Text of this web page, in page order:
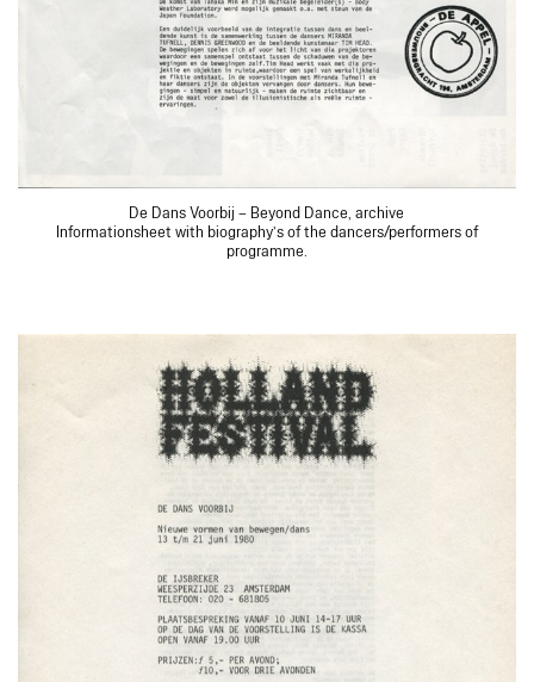
De Dans Voorbij – Beyond Dance, archive
Informationsheet with biography’s of the dancers/performers of
programme.